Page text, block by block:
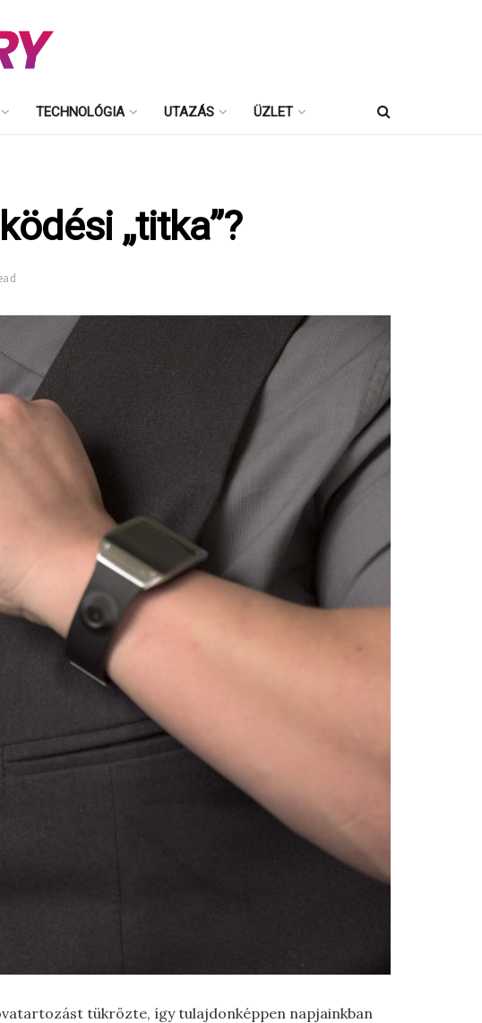
TECHNOLÓGIA UTAZÁS ÜZLET
„titka”?
tükrözte, így tulajdonképpen napjainkban